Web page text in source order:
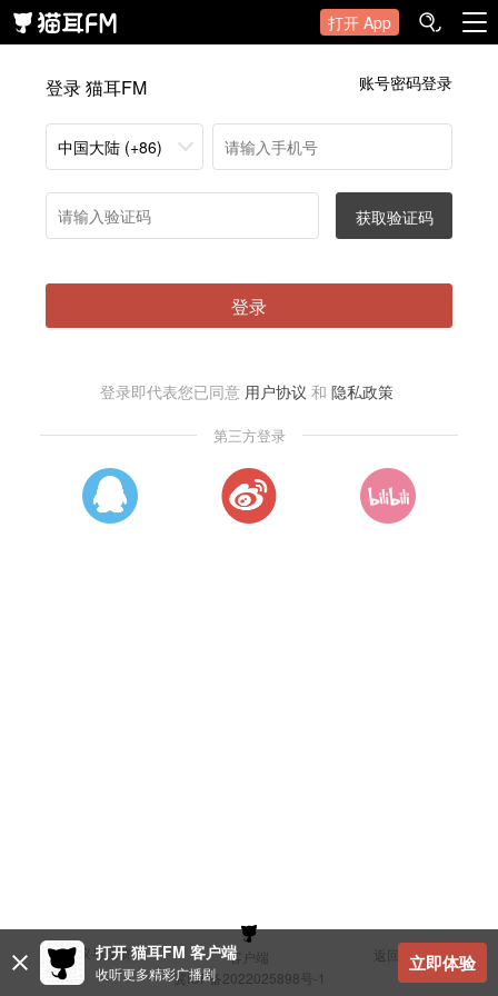
打开 App
登录 猫耳FM 账号密码登录
中国大陆 (+86)
获取验证码
登录
登录即代表您已同意 用户协议 和 隐私政策
第三方登录
建议与反馈 客户端
返回顶部
冀ICP备2022025898号-1
打开 猫耳FM 客户端
收听更多精彩广播剧 立即体验